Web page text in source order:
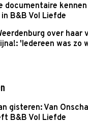
documentaire
B&B Vol Liefde
over haar
'Iedereen was zo
gisteren: Van
B&B Vol Liefde